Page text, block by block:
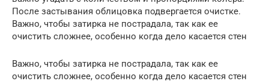
После застывания облицовка подвергается очистке.
Важно, чтобы затирка не пострадала, так как ее
очистить сложнее, особенно когда дело касается стен
Важно, чтобы затирка не пострадала, так как ее
очистить сложнее, особенно когда дело касается стен